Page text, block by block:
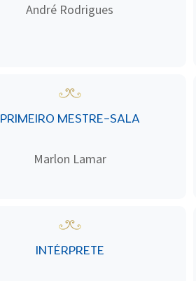
André Rodrigues
PRIMEIRO MESTRE-SALA
Marlon Lamar
INTÉRPRETE